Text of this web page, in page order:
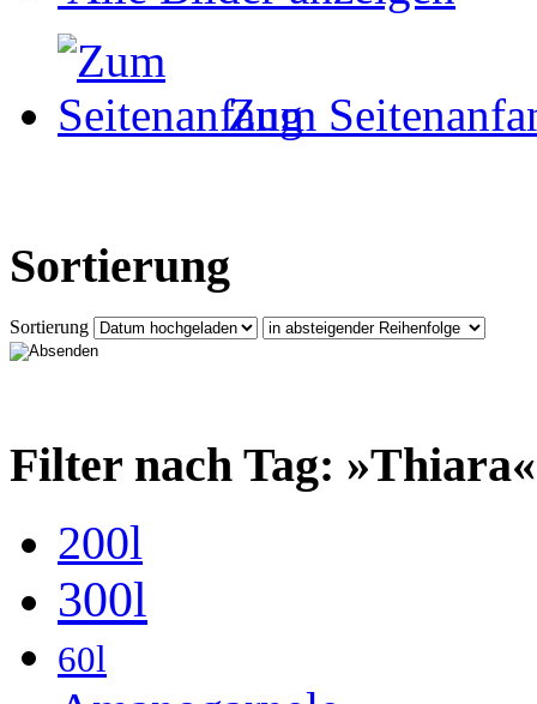
Zum
Sortierung
Sortierung
Filter nach Tag: »Thiara«
200l
300l
60l